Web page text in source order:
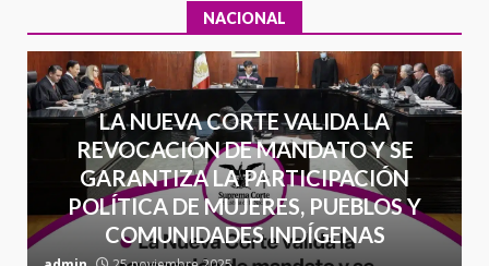
NACIONAL
LA NUEVA CORTE VALIDA LA
REVOCACIÓN DE MANDATO Y SE
GARANTIZA LA PARTICIPACIÓN
POLÍTICA DE MUJERES, PUEBLOS Y
COMUNIDADES INDÍGENAS